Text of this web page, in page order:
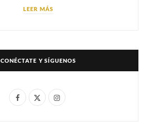
LEER MÁS
CONÉCTATE Y SÍGUENOS
F
X
I